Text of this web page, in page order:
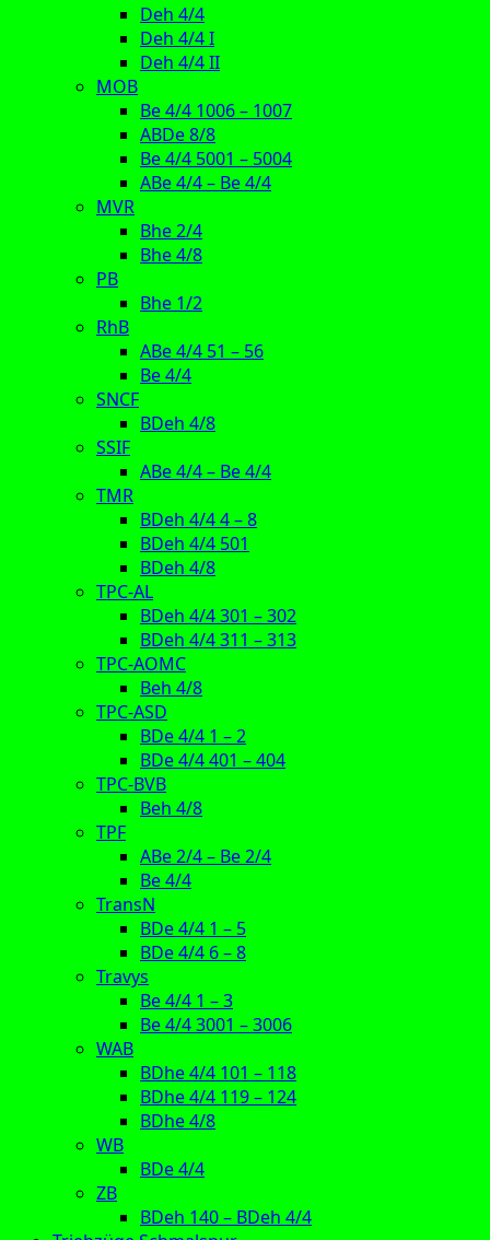
Deh 4/4
Deh 4/4 I
Deh 4/4 II
MOB
Be 4/4 1006 – 1007
ABDe 8/8
Be 4/4 5001 – 5004
ABe 4/4 – Be 4/4
MVR
Bhe 2/4
Bhe 4/8
PB
Bhe 1/2
RhB
ABe 4/4 51 – 56
Be 4/4
SNCF
BDeh 4/8
SSIF
ABe 4/4 – Be 4/4
TMR
BDeh 4/4 4 – 8
BDeh 4/4 501
BDeh 4/8
TPC-AL
BDeh 4/4 301 – 302
BDeh 4/4 311 – 313
TPC-AOMC
Beh 4/8
TPC-ASD
BDe 4/4 1 – 2
BDe 4/4 401 – 404
TPC-BVB
Beh 4/8
TPF
ABe 2/4 – Be 2/4
Be 4/4
TransN
BDe 4/4 1 – 5
BDe 4/4 6 – 8
Travys
Be 4/4 1 – 3
Be 4/4 3001 – 3006
WAB
BDhe 4/4 101 – 118
BDhe 4/4 119 – 124
BDhe 4/8
WB
BDe 4/4
ZB
BDeh 140 – BDeh 4/4